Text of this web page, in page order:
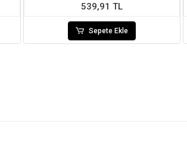
539,91 TL
Sepete Ekle